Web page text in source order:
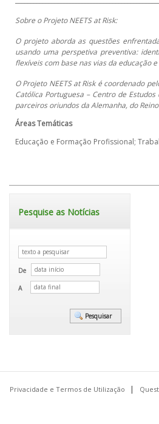
Sobre o Projeto NEETS at Risk:
O projeto aborda as questões
usando uma perspetiva preventiva:
flexíveis com base nas vias da educação
O Projeto NEETS at Risk é coordenado
Católica Portuguesa – Centro de
parceiros oriundos da Alemanha, do
Áreas Temáticas
Educação e Formação Profissional;
Pesquise as Notícias
De
A
Privacidade e Termos de Utilização